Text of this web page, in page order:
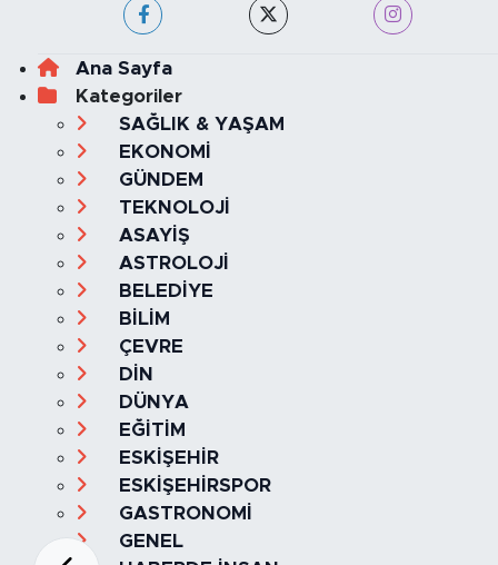
Ana Sayfa
Kategoriler
SAĞLIK & YAŞAM
EKONOMİ
GÜNDEM
TEKNOLOJİ
ASAYİŞ
ASTROLOJİ
BELEDİYE
BİLİM
ÇEVRE
DİN
DÜNYA
EĞİTİM
ESKİŞEHİR
ESKİŞEHİRSPOR
GASTRONOMİ
GENEL